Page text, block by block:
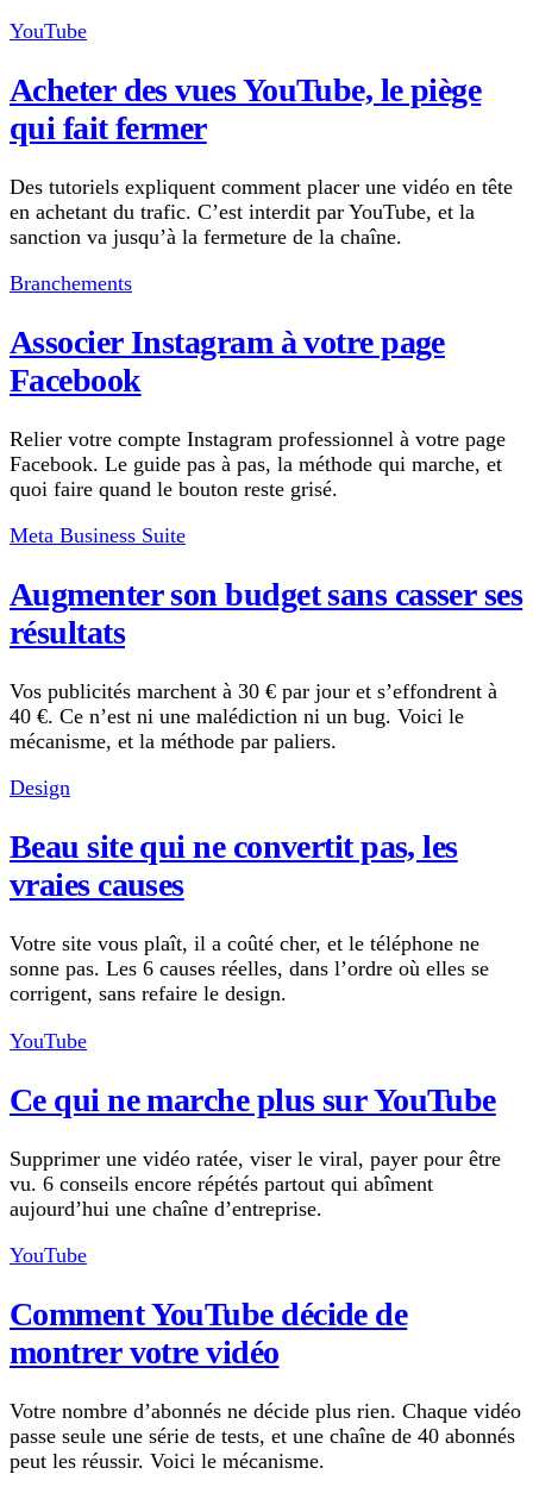
YouTube
Acheter des vues YouTube, le piège
qui fait fermer
Des tutoriels expliquent comment placer une vidéo en tête
en achetant du trafic. C’est interdit par YouTube, et la
sanction va jusqu’à la fermeture de la chaîne.
Branchements
Associer Instagram à votre page
Facebook
Relier votre compte Instagram professionnel à votre page
Facebook. Le guide pas à pas, la méthode qui marche, et
quoi faire quand le bouton reste grisé.
Meta Business Suite
Augmenter son budget sans casser ses
résultats
Vos publicités marchent à 30 € par jour et s’effondrent à
40 €. Ce n’est ni une malédiction ni un bug. Voici le
mécanisme, et la méthode par paliers.
Design
Beau site qui ne convertit pas, les
vraies causes
Votre site vous plaît, il a coûté cher, et le téléphone ne
sonne pas. Les 6 causes réelles, dans l’ordre où elles se
corrigent, sans refaire le design.
YouTube
Ce qui ne marche plus sur YouTube
Supprimer une vidéo ratée, viser le viral, payer pour être
vu. 6 conseils encore répétés partout qui abîment
aujourd’hui une chaîne d’entreprise.
YouTube
Comment YouTube décide de
montrer votre vidéo
Votre nombre d’abonnés ne décide plus rien. Chaque vidéo
passe seule une série de tests, et une chaîne de 40 abonnés
peut les réussir. Voici le mécanisme.